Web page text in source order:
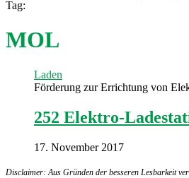
Tag:
MOL
Laden
Förderung zur Errichtung von
252 Elektro-
17. November 2017
Disclaimer: Aus Gründen der besseren Lesbarkeit